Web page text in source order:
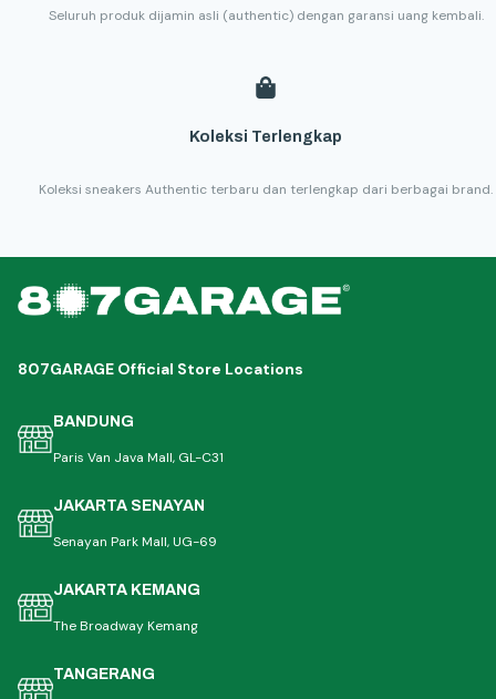
Seluruh produk dijamin asli (authentic) dengan garansi uang kembali.
Koleksi Terlengkap
Koleksi sneakers Authentic terbaru dan terlengkap dari berbagai brand.
807GARAGE Official Store Locations
BANDUNG
Paris Van Java Mall, GL-C31
JAKARTA SENAYAN
Senayan Park Mall, UG-69
JAKARTA KEMANG
The Broadway Kemang
TANGERANG